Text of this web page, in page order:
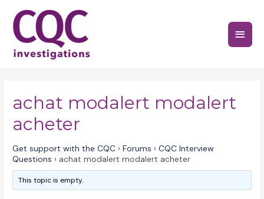
content
Main
achat modalert modalert
acheter
Get support with the CQC › Forums › CQC Interview
Questions › achat modalert modalert acheter
This topic is empty.